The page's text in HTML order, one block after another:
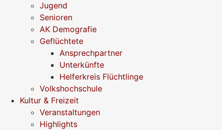
Jugend
Senioren
AK Demografie
Geflüchtete
Ansprechpartner
Unterkünfte
Helferkreis Flüchtlinge
Volkshochschule
Kultur & Freizeit
Veranstaltungen
Highlights